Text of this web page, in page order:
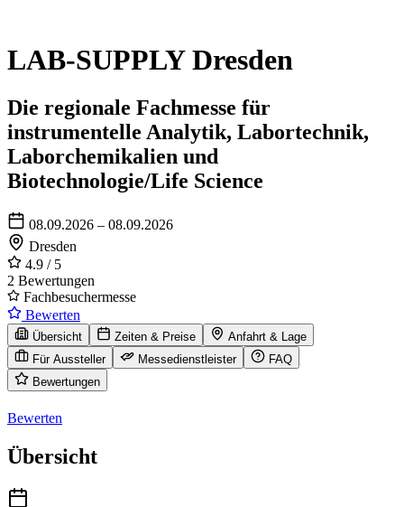
LAB-SUPPLY Dresden
Die regionale Fachmesse für
instrumentelle Analytik, Labortechnik,
Laborchemikalien und
Biotechnologie/Life Science
08.09.2026 – 08.09.2026
Dresden
4.9 / 5
2 Bewertungen
Fachbesuchermesse
Bewerten
Übersicht Zeiten & Preise
Anfahrt & Lage
Für Aussteller
Messedienstleister
FAQ
Bewertungen
Bewerten
Übersicht